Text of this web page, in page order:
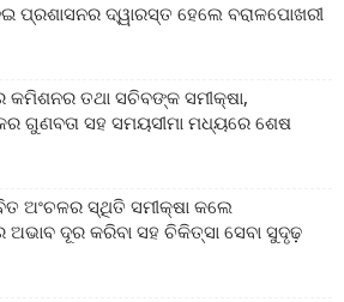
ପ୍ରଶାସନର ଦ୍ୱାରସ୍ତ ହେଲେ ବରାଳପୋଖରୀ
ତଥା ସଚିବଙ୍କ ସମୀକ୍ଷା,
ଗୁଣବତା ସହ ସମୟସୀମା ମଧ୍ୟରେ ଶେଷ
ଅଂଚଳର ସ୍ଥିତି ସମୀକ୍ଷା କଲେ
ଅଭାବ ଦୂର କରିବା ସହ ଚିକିତ୍ସା ସେବା ସୁଦୃଢ଼